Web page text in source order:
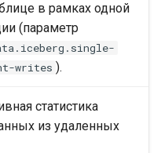
в рамках одной
(параметр
writes ).
статистика
из удаленных